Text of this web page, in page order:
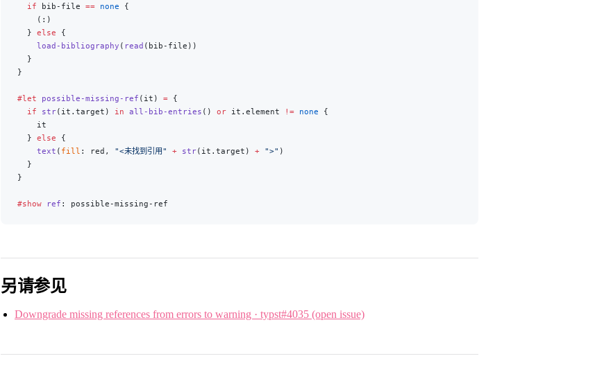
  if
bib-file == none {
    (:)
  }
else {
    load-bibliography
( read (bib-file))
  }
}
#let possible-missing-ref (it) = {
  if
str(it.target) in all-bib-entries () or it.element != none {
    it
  }
else {
    text
( fill : red, "<未找到引用" + str(it.target) + ">" )
  }
}
#show ref : possible-missing-ref
另请参见
Downgrade missing references from errors to warning · typst#4035 (open issue)